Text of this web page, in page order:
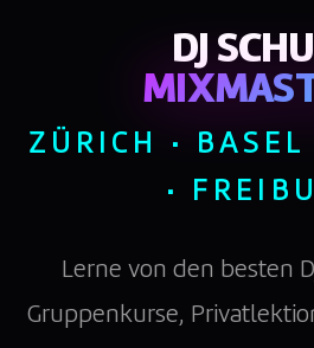
DJ
ZÜRICH · BASEL
·
Lerne von den besten
Gruppenkurse,